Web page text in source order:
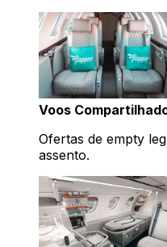
Voos
Ofertas de empty
assento.